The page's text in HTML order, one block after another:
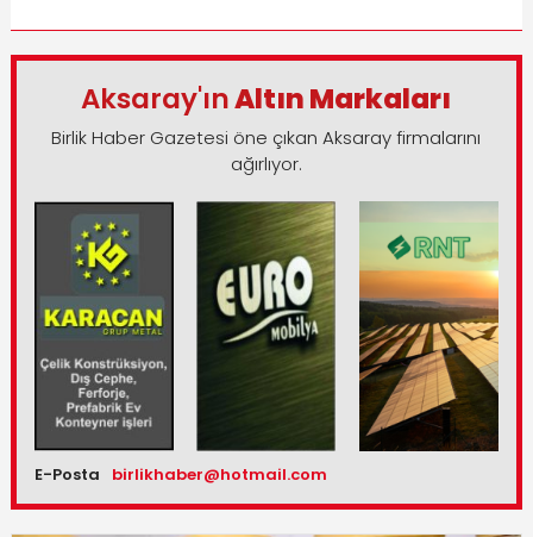
Aksaray'ınAltın Markaları
Birlik Haber Gazetesi öne çıkan Aksaray firmalarını
ağırlıyor.
E-Posta birlikhaber@hotmail.com